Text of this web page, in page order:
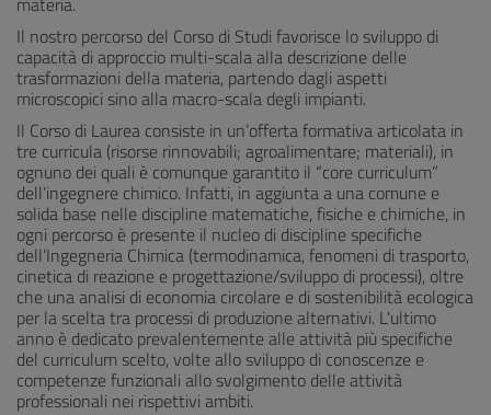
Il nostro percorso del Corso di Studi favorisce lo sviluppo di
capacità di approccio multi-scala alla descrizione delle
trasformazioni della materia, partendo dagli aspetti
microscopici sino alla macro-scala degli impianti.
Il Corso di Laurea consiste in un’offerta formativa articolata in
tre curricula (risorse rinnovabili; agroalimentare; materiali), in
ognuno dei quali è comunque garantito il “core curriculum”
dell’ingegnere chimico. Infatti, in aggiunta a una comune e
solida base nelle discipline matematiche, fisiche e chimiche, in
ogni percorso è presente il nucleo di discipline specifiche
dell’Ingegneria Chimica (termodinamica, fenomeni di trasporto,
cinetica di reazione e progettazione/sviluppo di processi), oltre
che una analisi di economia circolare e di sostenibilità ecologica
per la scelta tra processi di produzione alternativi. L'ultimo
anno è dedicato prevalentemente alle attività più specifiche
del curriculum scelto, volte allo sviluppo di conoscenze e
competenze funzionali allo svolgimento delle attività
professionali nei rispettivi ambiti.